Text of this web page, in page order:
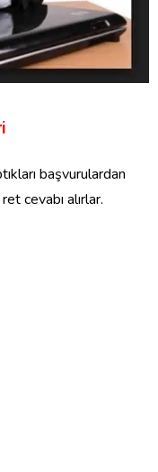
başvurulardan
cevabı alırlar.